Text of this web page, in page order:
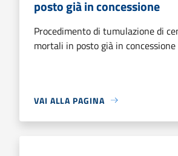
posto già in concessione
Procedimento di tumulazione di
mortali in posto già in concessione
VAI ALLA PAGINA